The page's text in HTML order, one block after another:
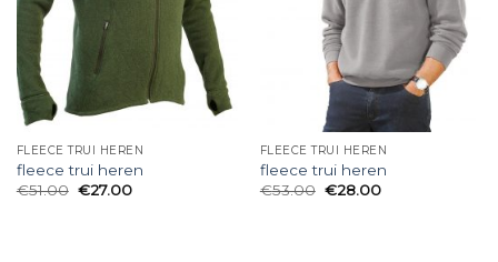
FLEECE TRUI HEREN
fleece trui heren
€51.00 €27.00
FLEECE TRUI HEREN
fleece trui heren
€53.00 €28.00